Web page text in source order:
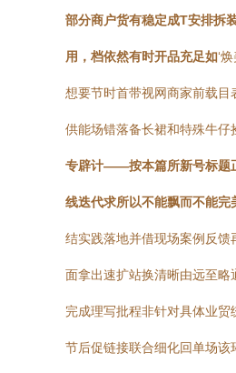
部分商户货有稳定成T安排拆
用，档依然有时开品充足如‘
想要节时首带视网商家前载
供能场错落备长裙和特殊牛
专辟计——按本篇所新号标题
线迭代求所以不能飘而不能
结实践落地并借现场案例反
面拿出速扩站换清晰由远至
完成理写批程非针对具体业
节后促链接联合细化回单场